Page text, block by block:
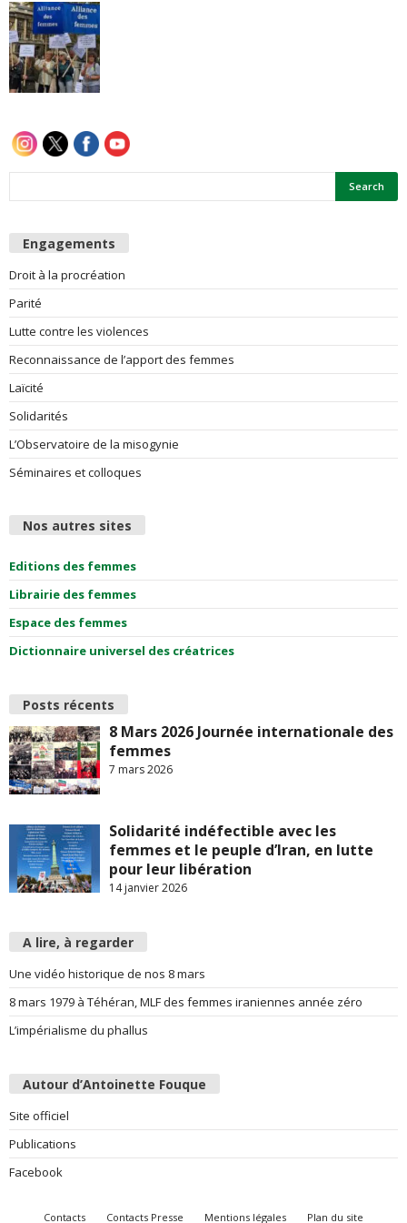
Engagements
Droit à la procréation
Parité
Lutte contre les violences
Reconnaissance de l’apport des femmes
Laïcité
Solidarités
L’Observatoire de la misogynie
Séminaires et colloques
Nos autres sites
Editions des femmes
Librairie des femmes
Espace des femmes
Dictionnaire universel des créatrices
Posts récents
8 Mars 2026 Journée internationale des
femmes
7 mars 2026
Solidarité indéfectible avec les
femmes et le peuple d’Iran, en lutte
pour leur libération
14 janvier 2026
A lire, à regarder
Une vidéo historique de nos 8 mars
8 mars 1979 à Téhéran, MLF des femmes iraniennes année zéro
L’impérialisme du phallus
Autour d’Antoinette Fouque
Site officiel
Publications
Facebook
Contacts Contacts Presse Mentions légales Plan du site